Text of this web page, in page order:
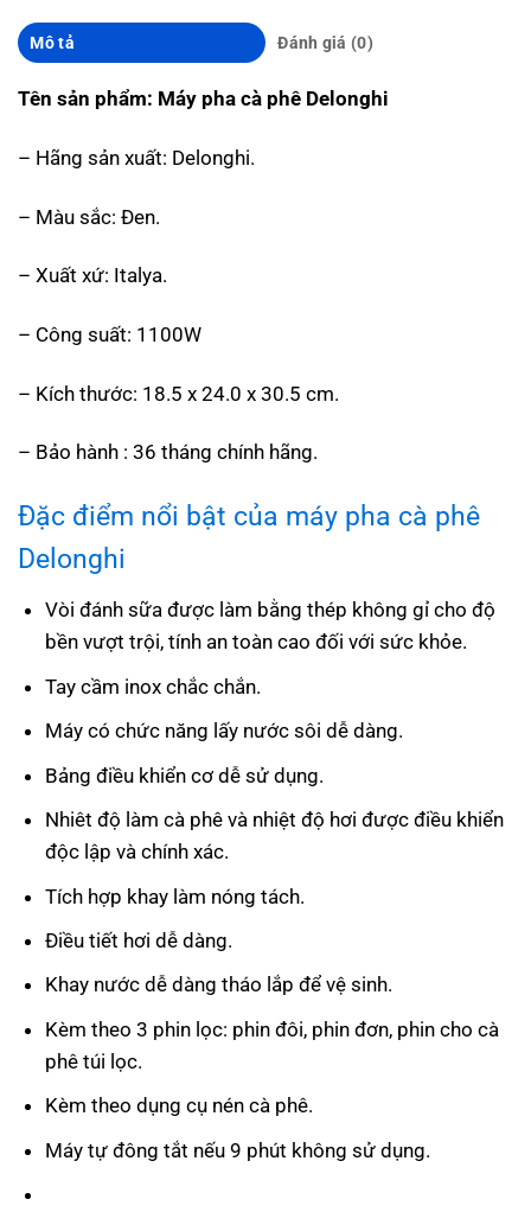
Mô tả Đánh giá (0)
Tên sản phẩm: Máy pha cà phê Delonghi
– Hãng sản xuất: Delonghi.
– Màu sắc: Đen.
– Xuất xứ: Italya.
– Công suất: 1100W
– Kích thước: 18.5 x 24.0 x 30.5 cm.
– Bảo hành : 36 tháng chính hãng.
Đặc điểm nổi bật của máy pha cà phê
Delonghi
Vòi đánh sữa được làm bằng thép không gỉ cho độ
bền vượt trội, tính an toàn cao đối với sức khỏe.
Tay cầm inox chắc chắn.
Máy có chức năng lấy nước sôi dễ dàng.
Bảng điều khiển cơ dễ sử dụng.
Nhiêt độ làm cà phê và nhiệt độ hơi được điều khiển
độc lập và chính xác.
Tích hợp khay làm nóng tách.
Điều tiết hơi dễ dàng.
Khay nước dễ dàng tháo lắp để vệ sinh.
Kèm theo 3 phin lọc: phin đôi, phin đơn, phin cho cà
phê túi lọc.
Kèm theo dụng cụ nén cà phê.
Máy tự đông tắt nếu 9 phút không sử dụng.